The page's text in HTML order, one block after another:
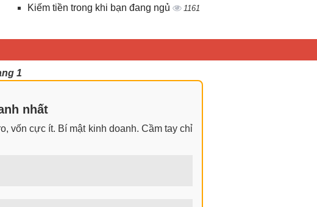
Kiếm tiền trong khi bạn đang ngủ 1161
1
nhất
vốn cực ít. Bí mật kinh doanh. Cầm tay chỉ